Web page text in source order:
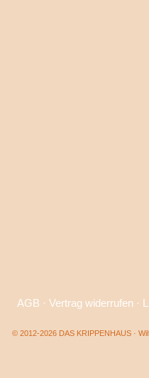
AGB · Vertrag widerrufen·
© 2012-2026 DAS KRIPPENHAUS ·